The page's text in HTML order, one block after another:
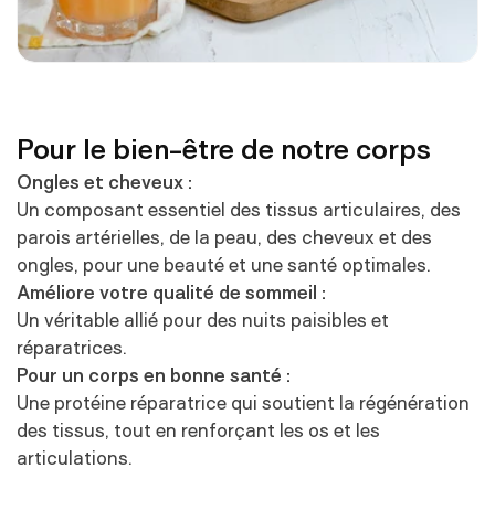
Pour le bien-être de notre corps
Ongles et cheveux :
Un composant essentiel des tissus articulaires, des
parois artérielles, de la peau, des cheveux et des
ongles, pour une beauté et une santé optimales.
Améliore votre qualité de sommeil :
Un véritable allié pour des nuits paisibles et
réparatrices.
Pour un corps en bonne santé :
Une protéine réparatrice qui soutient la régénération
des tissus, tout en renforçant les os et les
articulations.